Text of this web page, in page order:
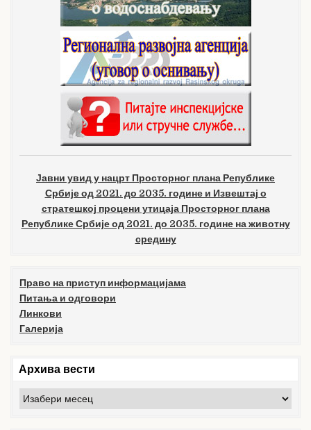
Јавни увид у нацрт Просторног плана Републике
Србије од 2021. до 2035. године и Извештај о
стратешкој процени утицаја Просторног плана
Републике Србије од 2021. до 2035. године на животну
средину
Право на приступ информацијама
Питања и одговори
Линкови
Галерија
Архива вести
Архива
вести